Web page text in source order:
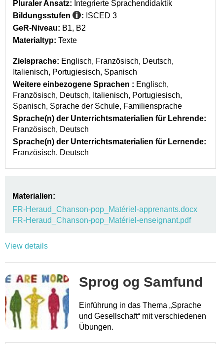
Pluraler Ansatz: Integrierte Sprachendidaktik
Bildungsstufen
: ISCED 3
GeR-Niveau: B1
B2
Materialtyp: Texte
Zielsprache: Englisch Französisch
Deutsch
Italienisch
Portugiesisch Spanisch
Weitere einbezogene Sprachen : Englisch
Französisch
Deutsch Italienisch
Portugiesisch
Spanisch Sprache der Schule Familiensprache
Sprache(n) der Unterrichtsmaterialien für Lehrende:
Französisch
Deutsch
Sprache(n) der Unterrichtsmaterialien für Lernende:
Französisch
Deutsch
Materialien:
FR-Heraud_Chanson-pop_Matériel-apprenants.docx
FR-Heraud_Chanson-pop_Matériel-enseignant.pdf
View details
Sprog og Samfund
Einführung in das Thema „Sprache
und Gesellschaft“ mit verschiedenen
Übungen.